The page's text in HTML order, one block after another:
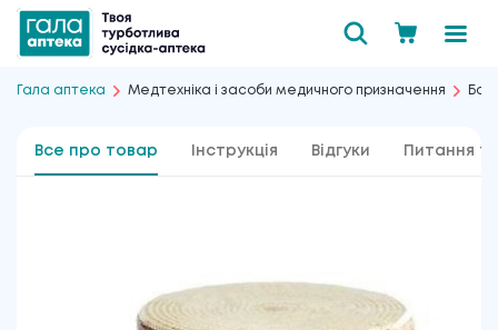
Гала аптека Медтехніка і засоби медичного призначення
Все про товар Інструкція Відгуки Питання та